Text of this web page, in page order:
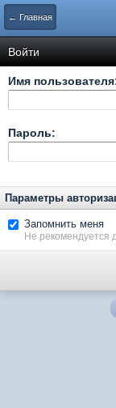
← Главная
Войти
Имя
Пароль:
Параметры
Запомнить меня
Не рекомендуется